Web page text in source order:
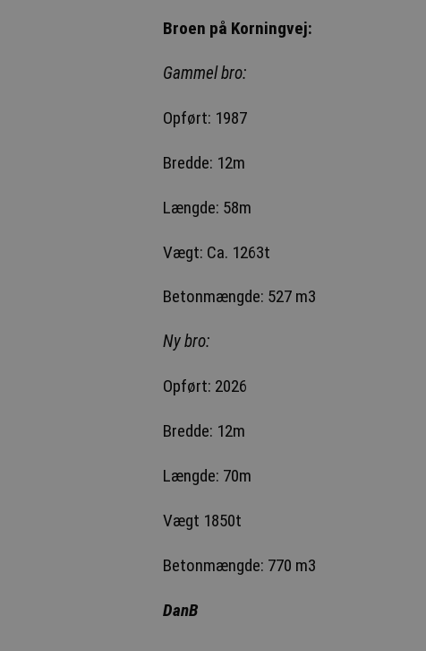
Broen på Korningvej:
Gammel bro:
Opført: 1987
Bredde: 12m
Længde: 58m
Vægt: Ca. 1263t
Betonmængde: 527 m3
Ny bro:
Opført: 2026
Bredde: 12m
Længde: 70m
Vægt 1850t
Betonmængde: 770 m3
DanB